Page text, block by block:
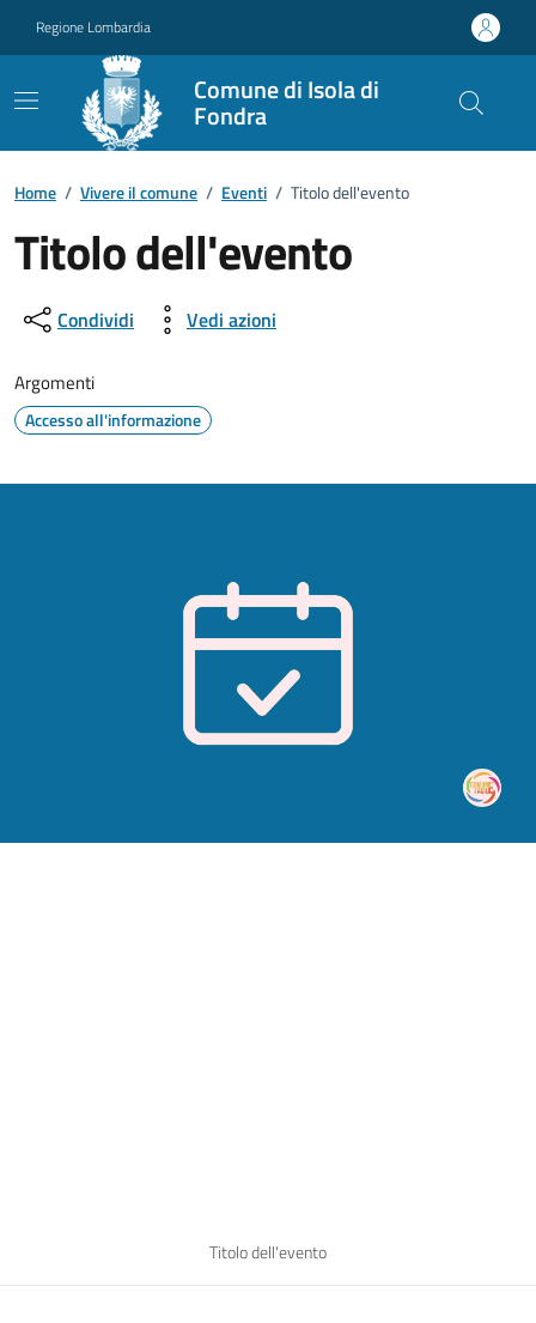
Regione Lombardia
Comune di Isola di
Fondra
Home / Vivere il comune / Eventi / Titolo dell'evento
Titolo dell'evento
Dettagli della notizia
Condividi Vedi azioni
Argomenti
Accesso all'informazione
Titolo dell'evento